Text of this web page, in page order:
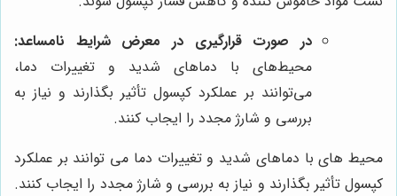
در صورت قرارگیری در معرض شرایط نامساعد:
محیط‌های با دماهای شدید و تغییرات دما،
می‌توانند بر عملکرد کپسول تأثیر بگذارند و نیاز به
بررسی و شارژ مجدد را ایجاب کنند.
محیط های با دماهای شدید و تغییرات دما می توانند بر عملکرد
کپسول تأثیر بگذارند و نیاز به بررسی و شارژ مجدد را ایجاب کنند.